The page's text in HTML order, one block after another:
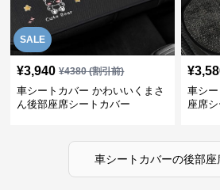
SALE
¥3,940 ¥4380(割引前)
車シートカバー かわいいくまさ
ん後部座席シートカバー
¥
車シ
座席
車シートカバーの後部座